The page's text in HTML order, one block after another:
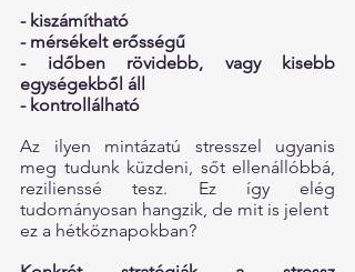
- kiszámítható
- mérsékelt erősségű
- időben rövidebb, vagy kisebb
egységekből áll
- kontrollálható
Az ilyen mintázatú stresszel ugyanis
meg tudunk küzdeni, sőt ellenállóbbá,
rezilienssé tesz. Ez így elég
tudományosan hangzik, de mit is jelent
ez a hétköznapokban?